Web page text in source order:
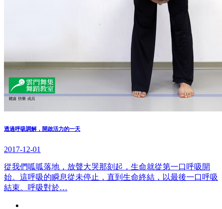
透過呼吸調解，開啟活力的一天
2017-12-01
從我們呱呱落地，放聲大哭那刻起，生命就從第一口呼吸開
始。這呼吸的瞬息從未停止，直到生命終結，以最後一口呼吸
結束。呼吸對於…